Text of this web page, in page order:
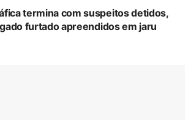
termina com suspeitos detidos,
furtado apreendidos em jaru